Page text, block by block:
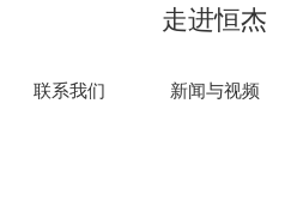
走进恒杰
联系我们 新闻与视频